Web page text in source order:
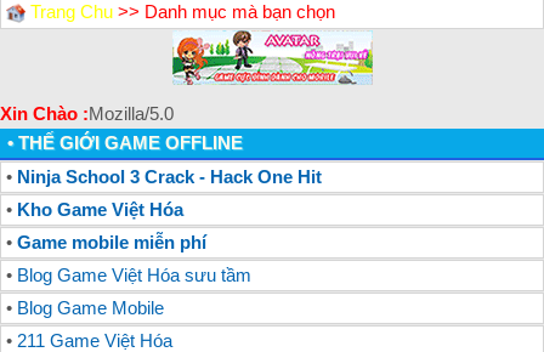
Trang Chu >> Danh mục mà bạn chọn
Xin Chào :Mozilla/5.0
• THẾ GIỚI GAME OFFLINE
• Ninja School 3 Crack - Hack One Hit
• Kho Game Việt Hóa
• Game mobile miễn phí
• Blog Game Việt Hóa sưu tầm
• Blog Game Mobile
• 211 Game Việt Hóa